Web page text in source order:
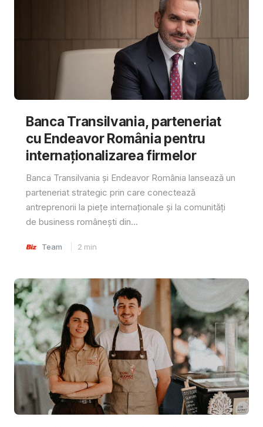
Banca Transilvania, parteneriat
cu Endeavor România pentru
internaționalizarea firmelor
Banca Transilvania și Endeavor România lansează un
parteneriat strategic prin care conectează
antreprenorii la piețe internaționale și la comunități
de business românești din...
Team 2 min